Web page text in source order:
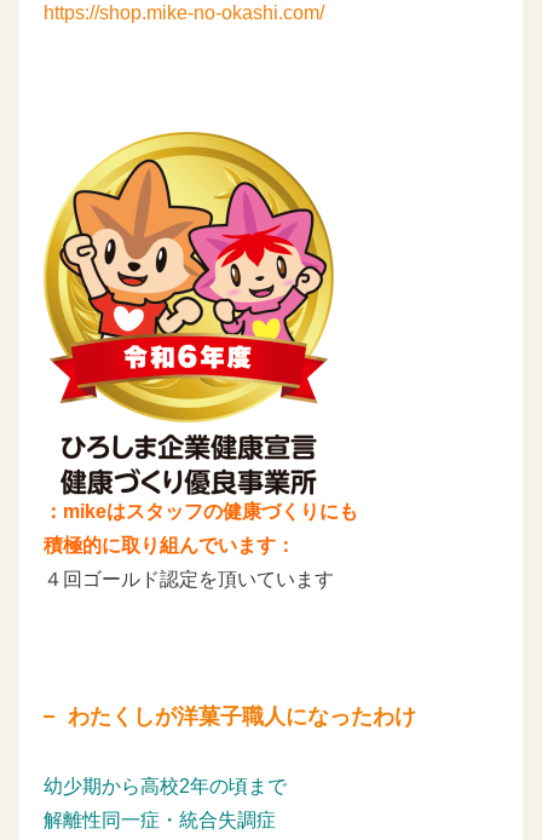
https://shop.mike-no-okashi.com/
：mikeはスタッフの健康づくりにも
積極的に取り組んでいます：
４回ゴールド認定を頂いています
わたくしが洋菓子職人になったわけ
幼少期から高校2年の頃まで
解離性同一症・統合失調症